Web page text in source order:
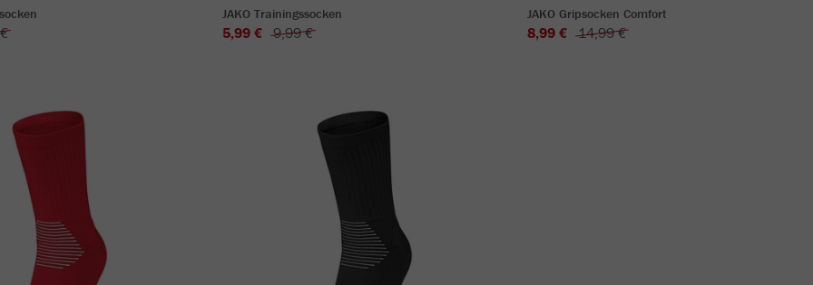
JAKO Trainingssocken
5,99 € 9,99 €
JAKO Gripsocken Comfort
8,99 € 14,99 €